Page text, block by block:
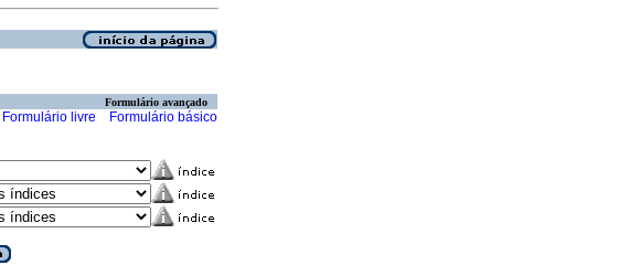
Formulário avançado
Formulário livre Formulário básico